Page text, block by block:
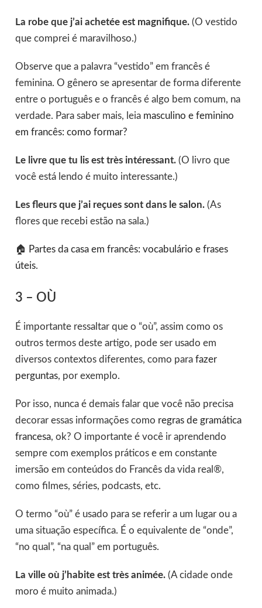
La robe que j’ai achetée est magnifique.(O vestido
que comprei é maravilhoso.)
Observe que a palavra “vestido” em francês é
feminina. O gênero se apresentar de forma diferente
entre o português e o francês é algo bem comum, na
verdade. Para saber mais, leia masculino e feminino
em francês: como formar?
Le livre que tu lis est très intéressant.(O livro que
você está lendo é muito interessante.)
Les fleurs que j’ai reçues sont dans le salon.(As
flores que recebi estão na sala.)
🏠 Partes da casa em francês: vocabulário e frases
úteis.
3 – OÙ
É importante ressaltar que o “où”, assim como os
outros termos deste artigo, pode ser usado em
diversos contextos diferentes, como para fazer
perguntas, por exemplo.
Por isso, nunca é demais falar que você não precisa
decorar essas informações como regras de gramática
francesa, ok? O importante é você ir aprendendo
sempre com exemplos práticos e em constante
imersão em conteúdos do Francês da vida real®,
como filmes, séries, podcasts, etc.
O termo “où” é usado para se referir a um lugar ou a
uma situação específica. É o equivalente de “onde”,
“no qual”, “na qual” em português.
La ville où j’habite est très animée. (A cidade onde
moro é muito animada.)